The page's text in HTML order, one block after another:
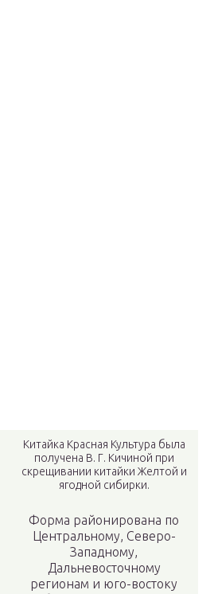
Китайка Красная Культура была
получена В. Г. Кичиной при
скрещивании китайки Желтой и
ягодной сибирки.
Форма районирована по
Центральному, Северо-
Западному,
Дальневосточному
регионам и юго-востоку